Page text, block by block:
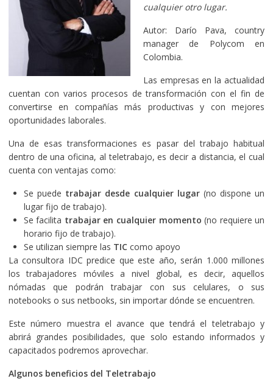
cualquier otro lugar.
Autor: Darío Pava, country
manager de Polycom en
Colombia.
Las empresas en la actualidad
cuentan con varios procesos de transformación con el fin de
convertirse en compañías más productivas y con mejores
oportunidades laborales.
Una de esas transformaciones es pasar del trabajo habitual
dentro de una oficina, al teletrabajo, es decir a distancia, el cual
cuenta con ventajas como:
Se puede trabajar desde cualquier lugar(no dispone un
lugar fijo de trabajo).
Se facilita trabajar en cualquier momento (no requiere un
horario fijo de trabajo).
Se utilizan siempre las TICcomo apoyo
La consultora IDC predice que este año, serán 1.000 millones
los trabajadores móviles a nivel global, es decir, aquellos
nómadas que podrán trabajar con sus celulares, o sus
notebooks o sus netbooks, sin importar dónde se encuentren.
Este número muestra el avance que tendrá el teletrabajo y
abrirá grandes posibilidades, que solo estando informados y
capacitados podremos aprovechar.
Algunos beneficios del Teletrabajo